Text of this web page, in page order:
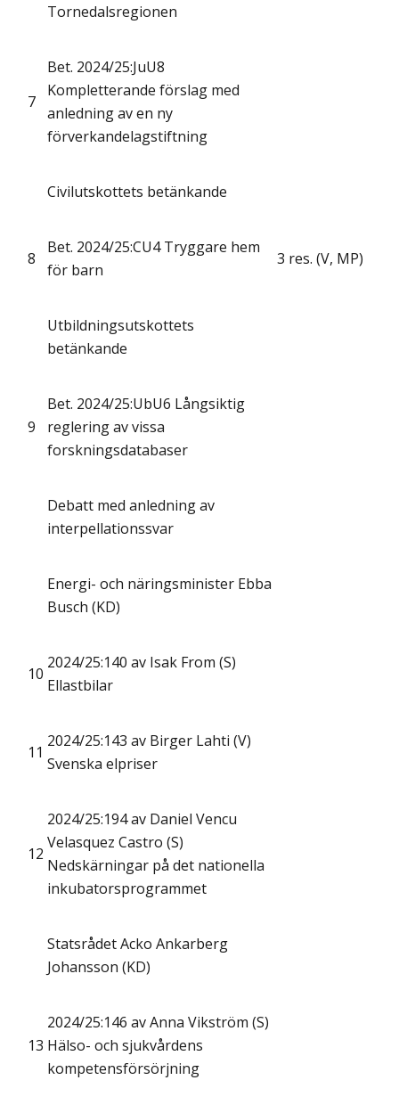
Tornedalsregionen
7
Bet. 2024/25:JuU8
Kompletterande förslag med
anledning av en ny
förverkandelagstiftning
Civilutskottets betänkande
8
Bet. 2024/25:CU4 Tryggare hem
för barn
3 res. (V, MP)
Utbildningsutskottets
betänkande
9
Bet. 2024/25:UbU6 Långsiktig
reglering av vissa
forskningsdatabaser
Debatt med anledning av
interpellationssvar
Energi- och näringsminister Ebba
Busch (KD)
10
2024/25:140 av Isak From (S)
Ellastbilar
11
2024/25:143 av Birger Lahti (V)
Svenska elpriser
12
2024/25:194 av Daniel Vencu
Velasquez Castro (S)
Nedskärningar på det nationella
inkubatorsprogrammet
Statsrådet Acko Ankarberg
Johansson (KD)
13
2024/25:146 av Anna Vikström (S)
Hälso- och sjukvårdens
kompetensförsörjning